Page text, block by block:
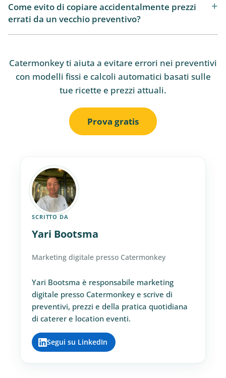
Come evito di copiare accidentalmente prezzi
errati da un vecchio preventivo?
Catermonkey ti aiuta a evitare errori nei preventivi
con modelli fissi e calcoli automatici basati sulle
tue ricette e prezzi attuali.
Prova gratis
SCRITTO DA
Yari Bootsma
Marketing digitale presso Catermonkey
Yari Bootsma è responsabile marketing
digitale presso Catermonkey e scrive di
preventivi, prezzi e della pratica quotidiana
di caterer e location eventi.
Segui su LinkedIn